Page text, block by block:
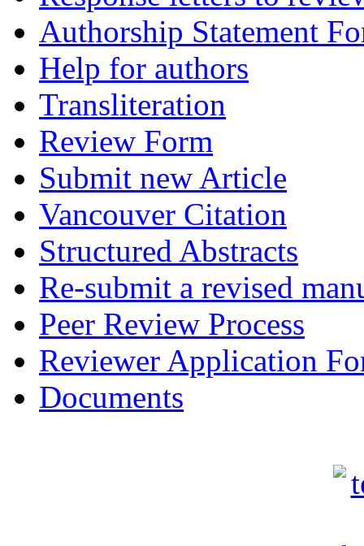
Authorship Statement
Help for authors
Transliteration
Review Form
Submit new Article
Vancouver Citation
Structured Abstracts
Re-submit a revised
Peer Review Process
Reviewer Application
Documents